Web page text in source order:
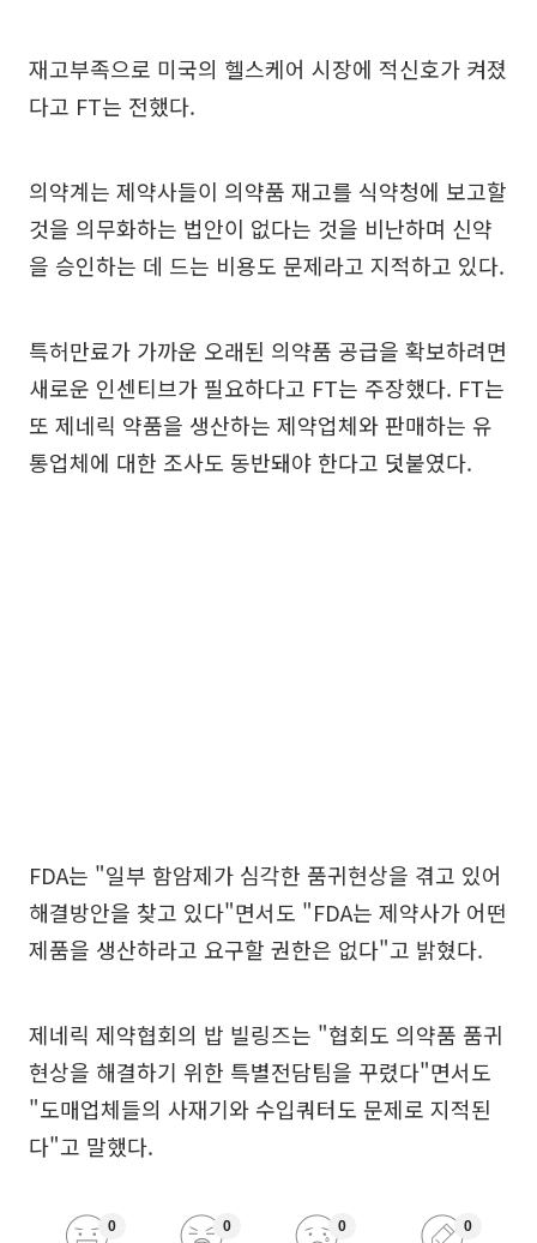
재고부족으로 미국의 헬스케어 시장에 적신호가 켜졌
다고 FT는 전했다.
의약계는 제약사들이 의약품 재고를 식약청에 보고할
것을 의무화하는 법안이 없다는 것을 비난하며 신약
을 승인하는 데 드는 비용도 문제라고 지적하고 있다.
특허만료가 가까운 오래된 의약품 공급을 확보하려면
새로운 인센티브가 필요하다고 FT는 주장했다. FT는
또 제네릭 약품을 생산하는 제약업체와 판매하는 유
통업체에 대한 조사도 동반돼야 한다고 덧붙였다.
FDA는 "일부 함암제가 심각한 품귀현상을 겪고 있어
해결방안을 찾고 있다"면서도 "FDA는 제약사가 어떤
제품을 생산하라고 요구할 권한은 없다"고 밝혔다.
제네릭 제약협회의 밥 빌링즈는 "협회도 의약품 품귀
현상을 해결하기 위한 특별전담팀을 꾸렸다"면서도
"도매업체들의 사재기와 수입쿼터도 문제로 지적된
다"고 말했다.
0 0 0 0